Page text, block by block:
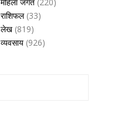
राशिफल(33)
लेख (819)
व्यवसाय (926)